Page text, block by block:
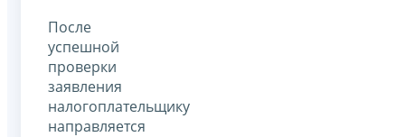
После
успешной
проверки
заявления
налогоплательщику
направляется